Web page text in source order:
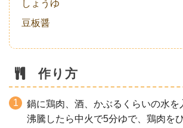
しょうゆ
豆板醤
作り方
鍋に鶏肉、酒、かぶるくらいの水を
沸騰したら中火で5分ゆで、鶏肉を